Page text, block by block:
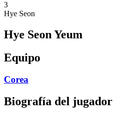
3
Hye Seon
Hye Seon Yeum
Equipo
Corea
Biografía del jugador